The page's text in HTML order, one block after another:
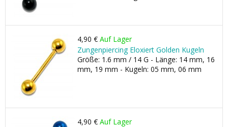
4,90 € Auf Lager
Zungenpiercing Eloxiert Golden Kugeln
Größe: 1.6 mm / 14 G - Länge: 14 mm, 16
mm, 19 mm - Kugeln: 05 mm, 06 mm
4,90 € Auf Lager